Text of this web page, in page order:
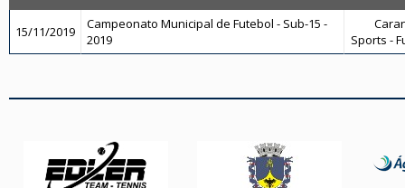
15/11/2019
Campeonato Municipal de Futebol - Sub-15 -
2019
Sports -